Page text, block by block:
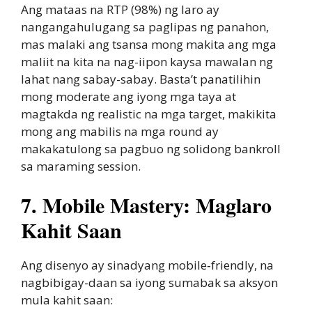
Ang mataas na RTP (98%) ng laro ay
nangangahulugang sa paglipas ng panahon,
mas malaki ang tsansa mong makita ang mga
maliit na kita na nag-iipon kaysa mawalan ng
lahat nang sabay-sabay. Basta’t panatilihin
mong moderate ang iyong mga taya at
magtakda ng realistic na mga target, makikita
mong ang mabilis na mga round ay
makakatulong sa pagbuo ng solidong bankroll
sa maraming session.
7. Mobile Mastery: Maglaro
Kahit Saan
Ang disenyo ay sinadyang mobile‑friendly, na
nagbibigay-daan sa iyong sumabak sa aksyon
mula kahit saan: